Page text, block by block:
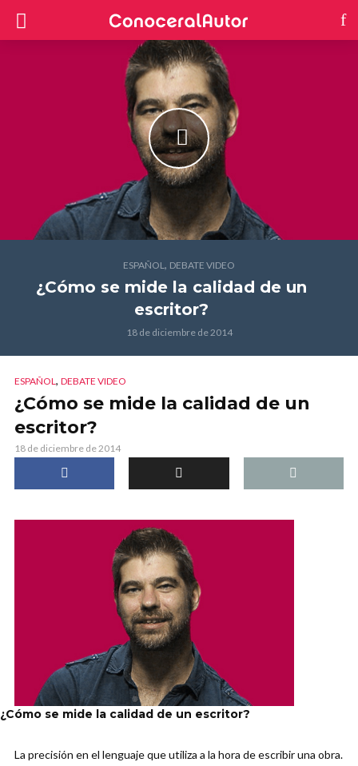
ESPAÑOL, DEBATE VIDEO
¿Cómo se mide la calidad de un
escritor?
18 de diciembre de 2014
ESPAÑOL, DEBATE VIDEO
¿Cómo se mide la calidad de un
escritor?
18 de diciembre de 2014
¿Cómo se mide la calidad de un escritor?
La precisión en el lenguaje que utiliza a la hora de escribir una obra.